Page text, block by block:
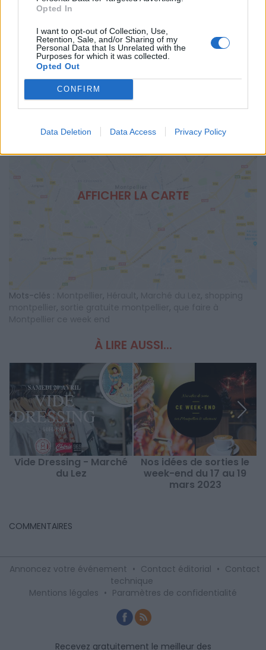
Opted In
I want to opt-out of Collection, Use,
Retention, Sale, and/or Sharing of my
Personal Data that Is Unrelated with the
Purposes for which it was collected.
Opted Out
CONFIRM
Data Deletion Data Access Privacy Policy
Tram Ligne 3 : Arrêt Pablo Picasso
TARIFS
Gratuit
www.facebook.com
AFFICHER LA CARTE
Mots-clés : , , ,
, ,
À LIRE AUSSI...
Vide Dressing - Marché
du Lez
Nos idées de sorties le
week-end du 17 au 19
mars 2023
COMMENTAIRES
Annoncez votre événement • Contact éditorial • Contact
technique
Mentions légales • Paramètres de confidentialité
Recevez gratuitement le meilleur des